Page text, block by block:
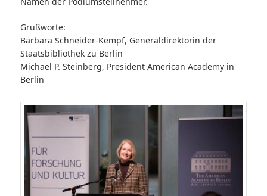
Grußworte:
Barbara Schneider-Kempf, Generaldirektorin der
Staatsbibliothek zu Berlin
Michael P. Steinberg, President American Academy in
Berlin